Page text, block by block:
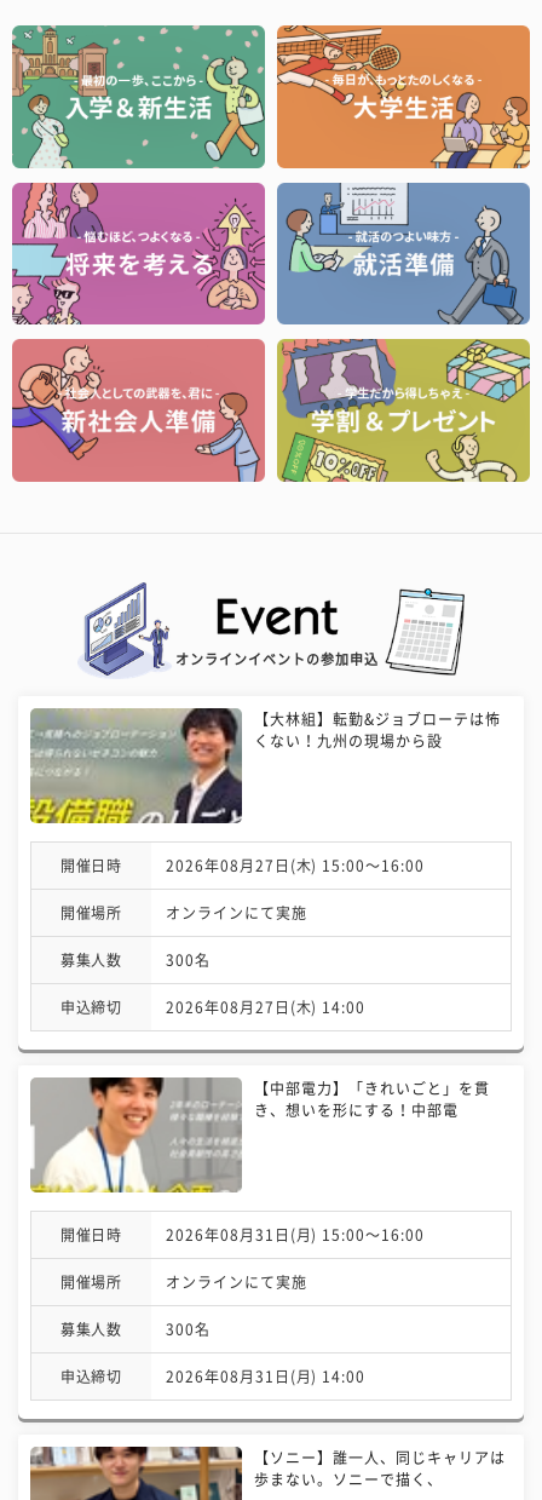
オンラインイベントの参加申込
【大林組】転勤&ジョブローテは怖
くない！九州の現場から設
開催日時 2026年08月27日(木) 15:00〜16:00
開催場所 オンラインにて実施
募集人数 300名
申込締切 2026年08月27日(木) 14:00
【中部電力】「きれいごと」を貫
き、想いを形にする！中部電
開催日時 2026年08月31日(月) 15:00〜16:00
開催場所 オンラインにて実施
募集人数 300名
申込締切 2026年08月31日(月) 14:00
【ソニー】誰一人、同じキャリアは
歩まない。ソニーで描く、